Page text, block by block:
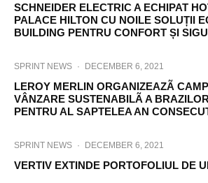
SCHNEIDER ELECTRIC A ECHIPAT
PALACE HILTON CU NOILE SOLUȚII
BUILDING PENTRU CONFORT ȘI
SPRINT NEWS · DECEMBER 6, 2021
LEROY MERLIN ORGANIZEAZÃ
VÂNZARE SUSTENABILÃ A
PENTRU AL SAPTELEA AN
SPRINT NEWS · DECEMBER 6, 2021
VERTIV EXTINDE PORTOFOLIUL DE